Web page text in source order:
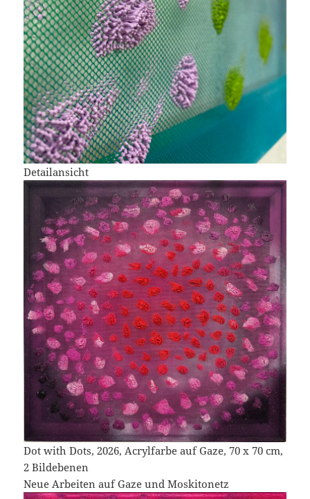
Detailansicht
Dot with Dots, 2026, Acrylfarbe auf Gaze, 70 x 70 cm,
2 Bildebenen
Neue Arbeiten auf Gaze und Moskitonetz